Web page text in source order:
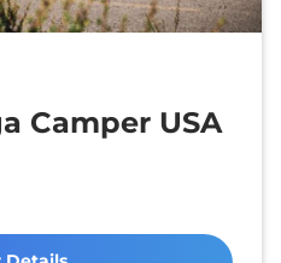
Camper USA